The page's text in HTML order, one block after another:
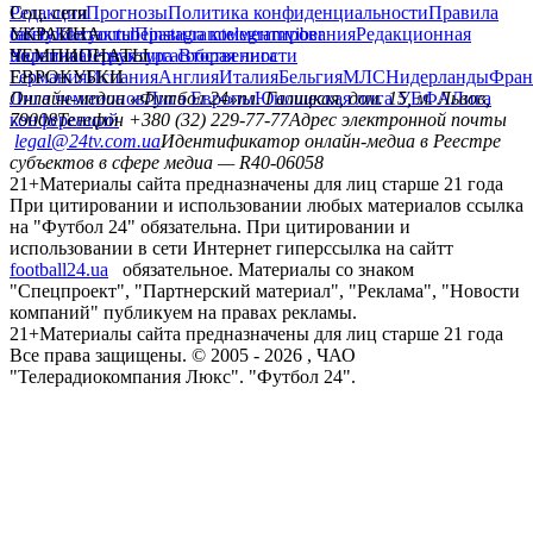
РедакцияПрогнозыПолитика конфиденциальностиПравила
сайтуКонтактыПравила комментированияРедакционная
политикаСтруктура собственности
Соц. сети
facebookxyoutubeinstagramtelegramviber
УКРАИНА
УкраинаПервая лигаВторая лига
ЧЕМПИОНАТЫ
ГерманияИспанияАнглияИталияБельгияМЛСНидерланды
ЕВРОКУБКИ
Лига чемпионовЛига ЕвропыЮношеская лига УЕФАЛига
конференций
Онлайн-медиа «Футбол 24»пл. Галицкая, дом. 15, м. Львов,
79008Телефон +380 (32) 229-77-77Адрес электронной почты
legal@24tv.com.uaИдентификатор онлайн-медиа в Реестре
субъектов в сфере медиа — R40-06058
21+Материалы сайта предназначены для лиц старше 21 года
При цитировании и использовании любых материалов ссылка
на "Футбол 24" обязательна. При цитировании и
использовании в сети Интернет гиперссылка на сайтт
football24.ua
обязательное. Материалы со знаком
"Спецпроект", "Партнерский материал", "Реклама", "Новости
компаний" публикуем на правах рекламы.
21+Материалы сайта предназначены для лиц старше 21 года
Все права защищены. © 2005 - 2026 , ЧАО
"Телерадиокомпания Люкс". "Футбол 24".